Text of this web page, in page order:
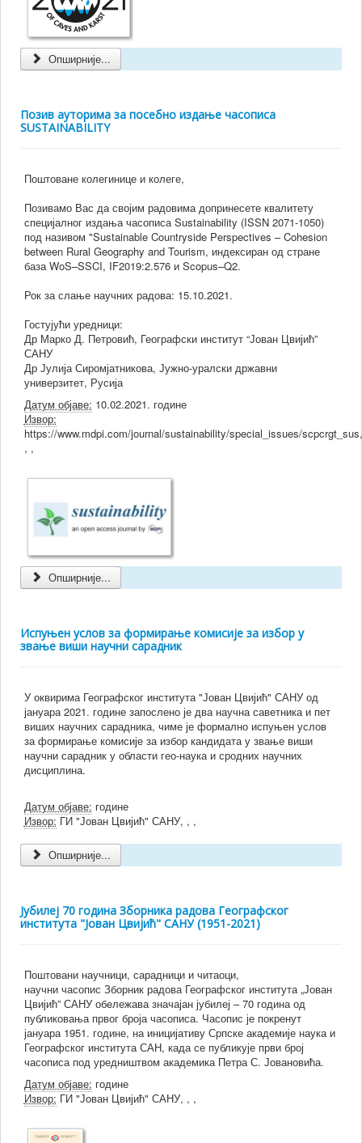
Опширније...
Позив ауторима за посебно издање часописа
SUSTAINABILITY
Поштоване колегинице и колеге,
Позивамо Вас да својим радовима допринесете квалитету
специјалног издања часописа Sustainability (ISSN 2071-1050)
под називом "Sustainable Countryside Perspectives – Cohesion
between Rural Geography and Tourism, индексиран од стране
база WoS–SSCI, IF2019:2.576 и Scopus–Q2.
Рок за слање научних радова: 15.10.2021.
Гостујући уредници:
Др Марко Д. Петровић, Географски институт “Јован Цвијић”
САНУ
Др Јулија Сиромјатникова, Јужно-уралски државни
универзитет, Русија
Датум објаве: 10.02.2021. године
Извор:
https://www.mdpi.com/journal/sustainability/special_issues/scpcrgt_sus,
, ,
Опширније...
Испуњен услов за формирање комисије за избор у
звање виши научни сарадник
У оквирима Географског института "Јован Цвијић" САНУ од
јануара 2021. године запослено је два научна саветника и пет
виших научних сарадника, чиме је формално испуњен услов
за формирање комисије за избор кандидата у звање виши
научни сарадник у области гео-наука и сродних научних
дисциплина.
Датум објаве: године
Извор: ГИ "Јован Цвијић" САНУ, , ,
Опширније...
Јубилеј 70 година Зборника радова Географског
института "Јован Цвијић" САНУ (1951-2021)
Поштовани научници, сарадници и читаоци,
научни часопис Зборник радова Географског института „Јован
Цвијић” САНУ обeлежава значајан јубилеј – 70 година од
публиковања првог броја часописа. Часопис је покренут
јануара 1951. године, на иницијативу Српске академије наука и
Географског института САН, када се публикује први број
часописа под уредништвом академика Петра С. Јовановића.
Датум објаве: године
Извор: ГИ "Јован Цвијић" САНУ, , ,